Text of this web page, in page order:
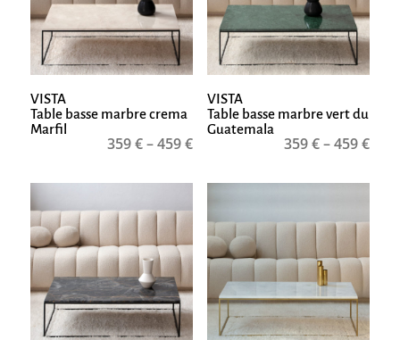
VISTA
Table basse marbre crema
Marfil
359€–459€
VISTA
Table basse marbre vert du
Guatemala
359€–459€